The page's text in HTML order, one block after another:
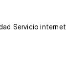
Servicio internet